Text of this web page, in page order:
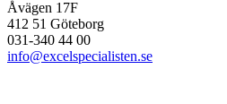
Åvägen 17F
412 51 Göteborg
031-340 44 00
info@excelspecialisten.se